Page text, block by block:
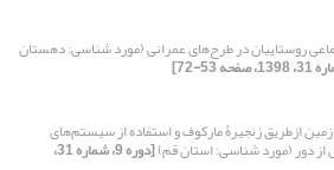
روستاییان در طرح‌‌های عمرانی (مورد شناسی: دهستان
ازطریق زنجیرۀ مارکوف و استفاده از سیستم‌های
از دور (مورد شناسی: استان قم) [دوره 9، شماره 31،